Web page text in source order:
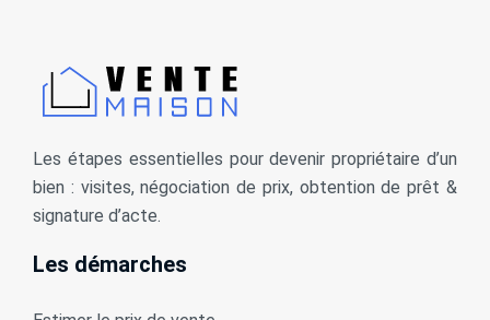
Les étapes essentielles pour devenir propriétaire d’un
bien : visites, négociation de prix, obtention de prêt &
signature d’acte.
Les démarches